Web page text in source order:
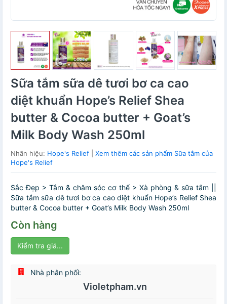
Sữa tắm sữa dê tươi bơ ca cao
diệt khuẩn Hope’s Relief Shea
butter & Cocoa butter + Goat’s
Milk Body Wash 250ml
Nhãn hiệu: Hope's Relief
Xem thêm các sản phẩm Sữa tắm của
Hope's Relief
Sắc Đẹp > Tắm & chăm sóc cơ thể > Xà phòng & sữa tắm ||
Sữa tắm sữa dê tươi bơ ca cao diệt khuẩn Hope’s Relief Shea
butter & Cocoa butter + Goat’s Milk Body Wash 250ml
Còn hàng
Kiểm tra giá...
Nhà phân phối:
Violetpham.vn